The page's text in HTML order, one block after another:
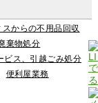
スからの不用品回収
棄物処分
ビス、引越ごみ処分
便利屋業務